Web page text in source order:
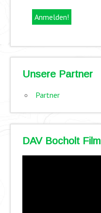
Unsere Partner
Partner
DAV Bocholt Film